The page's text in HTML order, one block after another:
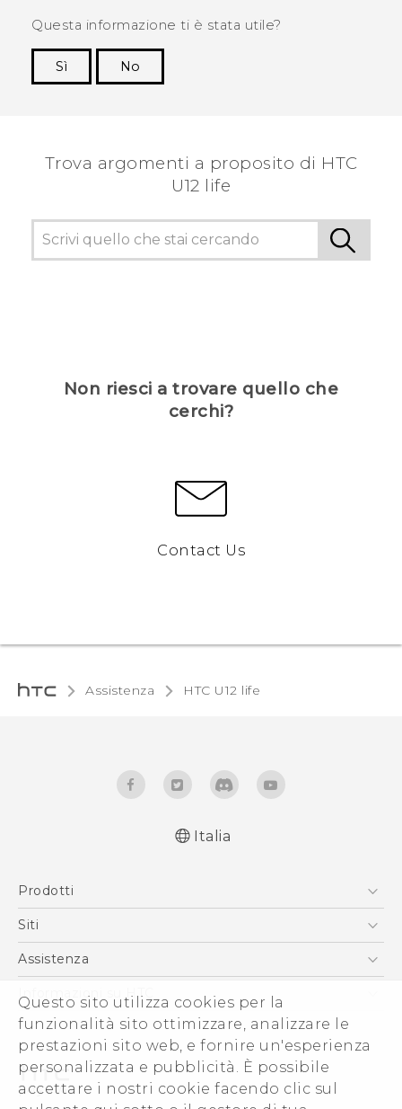
Questo sito utilizza cookies per la
funzionalità sito ottimizzare, analizzare le
prestazioni sito web, e fornire un'esperienza
personalizzata e pubblicità. È possibile
accettare i nostri cookie facendo clic sul
Questa informazione ti è stata utile?
Sì
No
Trova argomenti a proposito di HTC
U12 life
Non riesci a trovare quello che
cerchi?
Contact Us
Assistenza HTC U12 life‎
normativa
English - Safety and regulatory guide
Italia
Prodotti
Smartphone
Vive
Accessori
Siti
HTC VIVE
Assistenza
Ecommerce Assistenza
Informazioni su HTC
ESG
Uffici Commerciali
Investitori (Inglese)